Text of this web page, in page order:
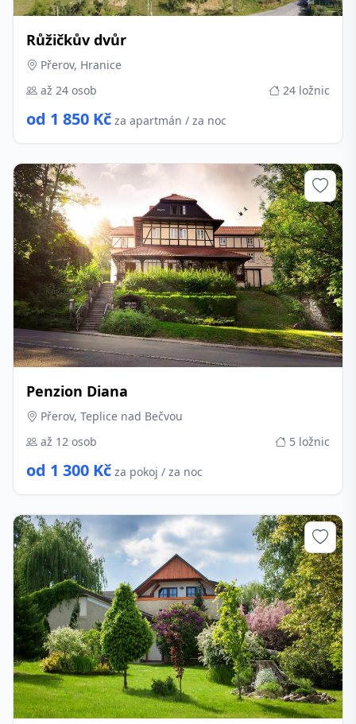
Růžičkův dvůr
Přerov, Hranice
až 24 osob
24 ložnic
od 1 850 Kč za apartmán / za noc
Penzion Diana
Přerov, Teplice nad Bečvou
až 12 osob
5 ložnic
od 1 300 Kč za pokoj / za noc